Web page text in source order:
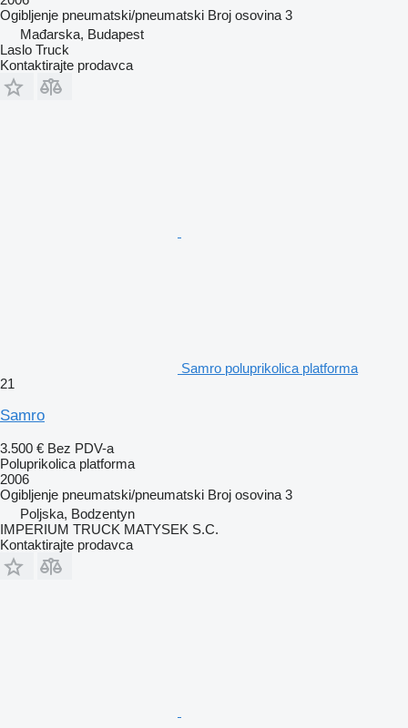
Ogibljenje pneumatski/pneumatski Broj osovina 3
Mađarska, Budapest
Laslo Truck
Kontaktirajte prodavca
Samro poluprikolica platforma
21
Samro
3.500 € Bez PDV-a
Poluprikolica platforma
2006
Ogibljenje pneumatski/pneumatski Broj osovina 3
Poljska, Bodzentyn
IMPERIUM TRUCK MATYSEK S.C.
Kontaktirajte prodavca